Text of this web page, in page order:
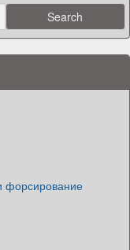
форсирование